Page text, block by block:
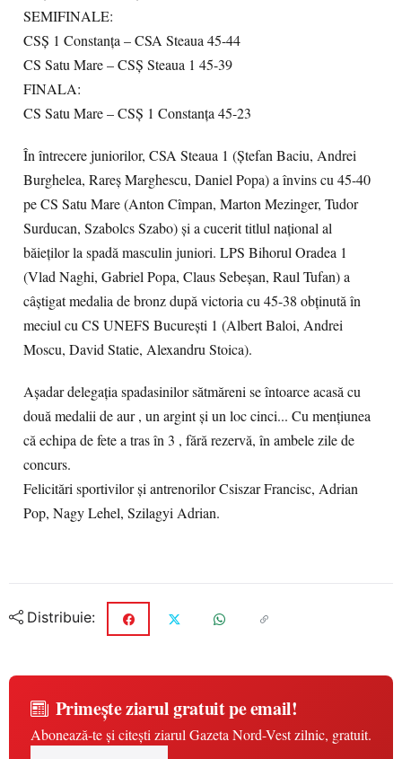
SEMIFINALE:
CSȘ 1 Constanța – CSA Steaua 45-44
CS Satu Mare – CSȘ Steaua 1 45-39
FINALA:
CS Satu Mare – CSȘ 1 Constanța 45-23
În întrecere juniorilor, CSA Steaua 1 (Ștefan Baciu, Andrei
Burghelea, Rareș Marghescu, Daniel Popa) a învins cu 45-40
pe CS Satu Mare (Anton Cîmpan, Marton Mezinger, Tudor
Surducan, Szabolcs Szabo) și a cucerit titlul național al
băieților la spadă masculin juniori. LPS Bihorul Oradea 1
(Vlad Naghi, Gabriel Popa, Claus Sebeșan, Raul Tufan) a
câștigat medalia de bronz după victoria cu 45-38 obținută în
meciul cu CS UNEFS București 1 (Albert Baloi, Andrei
Moscu, David Statie, Alexandru Stoica).
Așadar delegația spadasinilor sătmăreni se întoarce acasă cu
două medalii de aur , un argint și un loc cinci... Cu mențiunea
că echipa de fete a tras în 3 , fără rezervă, în ambele zile de
concurs.
Felicitări sportivilor și antrenorilor Csiszar Francisc, Adrian
Pop, Nagy Lehel, Szilagyi Adrian.
Distribuie:
Primește ziarul gratuit pe email!
Abonează-te și citești ziarul Gazeta Nord-Vest zilnic, gratuit.